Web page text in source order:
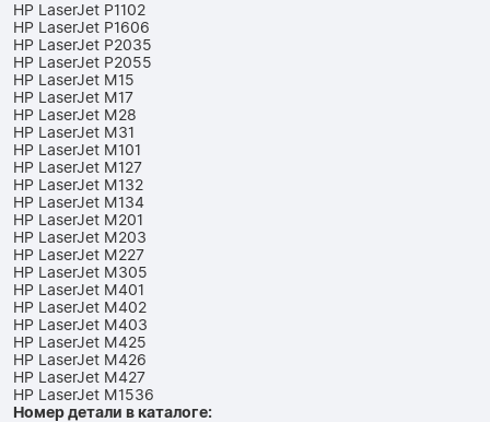
HP LaserJet P1102
HP LaserJet P1606
HP LaserJet P2035
HP LaserJet P2055
HP LaserJet M15
HP LaserJet M17
HP LaserJet M28
HP LaserJet M31
HP LaserJet M101
HP LaserJet M127
HP LaserJet M132
HP LaserJet M134
HP LaserJet M201
HP LaserJet M203
HP LaserJet M227
HP LaserJet M305
HP LaserJet M401
HP LaserJet M402
HP LaserJet M403
HP LaserJet M425
HP LaserJet M426
HP LaserJet M427
HP LaserJet M1536
Номер детали в каталоге: